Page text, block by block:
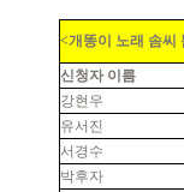
<개똥이 노래 솜씨
신청자 이름
강현우
유서진
서경수
박후자